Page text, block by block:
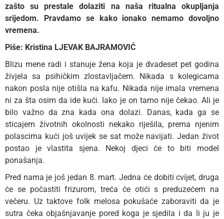
zašto su prestale dolaziti na naša ritualna okupljanja
srijedom. Pravdamo se kako ionako nemamo dovoljno
vremena.
Piše: Kristina LJEVAK BAJRAMOVIĆ
Blizu mene radi i stanuje žena koja je dvadeset pet godina
živjela sa psihičkim zlostavljačem. Nikada s kolegicama
nakon posla nije otišla na kafu. Nikada nije imala vremena
ni za šta osim da ide kući. Iako je on tamo nije čekao. Ali je
bilo važno da zna kada ona dolazi. Danas, kada ga se
sticajem životnih okolnosti nekako riješila, prema njenim
polascima kući još uvijek se sat može navijati. Jedan život
postao je vlastita sjena. Nekoj djeci će to biti model
ponašanja.
Pred nama je još jedan 8. mart. Jedna će dobiti cvijet, druga
će se počastiti frizurom, treća će otići s preduzećem na
večeru. Uz taktove folk melosa pokušaće zaboraviti da je
sutra čeka objašnjavanje pored koga je sjedila i da li ju je